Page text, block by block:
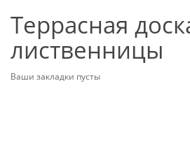
Террасная
лиственницы
Ваши закладки пусты